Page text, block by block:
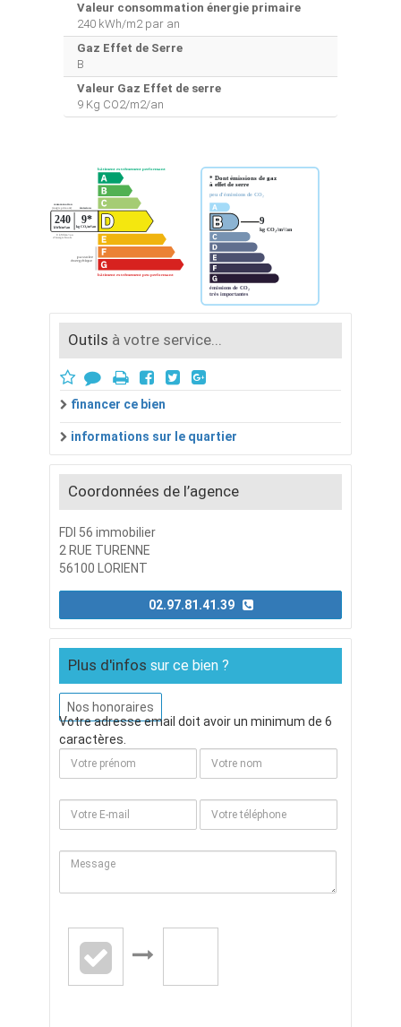
Valeur consommation énergie primaire
240 kWh/m2 par an
Gaz Effet de Serre
B
Valeur Gaz Effet de serre
9 Kg CO2/m2/an
Outils à votre service...
financer ce bien
informations sur le quartier
Coordonnées de l’agence
FDI 56 immobilier
2 RUE TURENNE
56100 LORIENT
Plus d'infos sur ce bien ?
Nos honoraires
Votre adresse email doit avoir un minimum de 6
caractères.